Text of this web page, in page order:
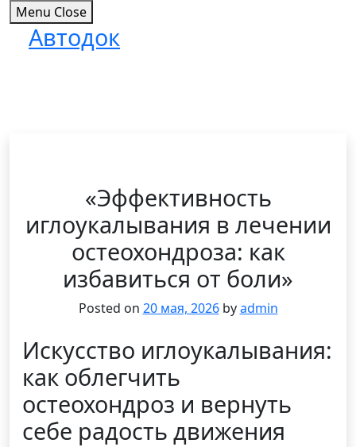
Menu Close
Автодок
«Эффективность
иглоукалывания в лечении
остеохондроза: как
избавиться от боли»
Posted on 20 мая, 2026byadmin
Искусство иглоукалывания:
как облегчить
остеохондроз и вернуть
себе радость движения